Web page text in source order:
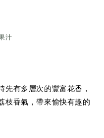
汁
先有多層次的豐富花香，
枝香氣，帶來愉快有趣的